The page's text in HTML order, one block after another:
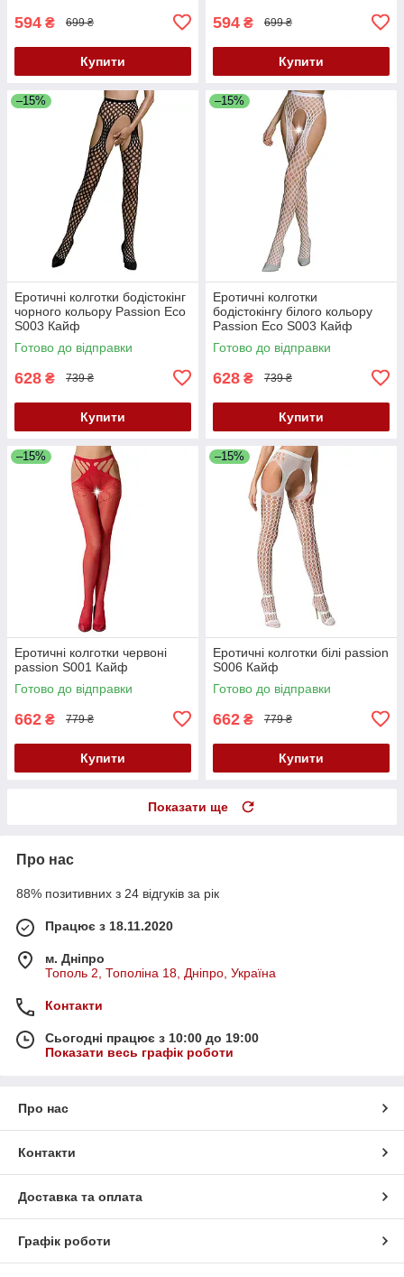
594 ₴ 699 ₴
Купити
594 ₴ 699 ₴
Купити
–15%
Еротичні колготки бодістокінг
чорного кольору Passion Eco
S003 Кайф
Готово до відправки
628 ₴ 739 ₴
Купити
–15%
Еротичні колготки
бодістокінгу білого кольору
Passion Eco S003 Кайф
Готово до відправки
628 ₴ 739 ₴
Купити
–15%
Еротичні колготки червоні
passion S001 Кайф
Готово до відправки
662 ₴ 779 ₴
Купити
–15%
Еротичні колготки білі passion
S006 Кайф
Готово до відправки
662 ₴ 779 ₴
Купити
Показати ще
Про нас
88% позитивних з 24 відгуків за рік
Працює з 18.11.2020
м. Дніпро
Тополь 2, Тополіна 18, Дніпро, Україна
Контакти
Сьогодні працює з 10:00 до 19:00
Показати весь графік роботи
Про нас
Контакти
Доставка та оплата
Графік роботи